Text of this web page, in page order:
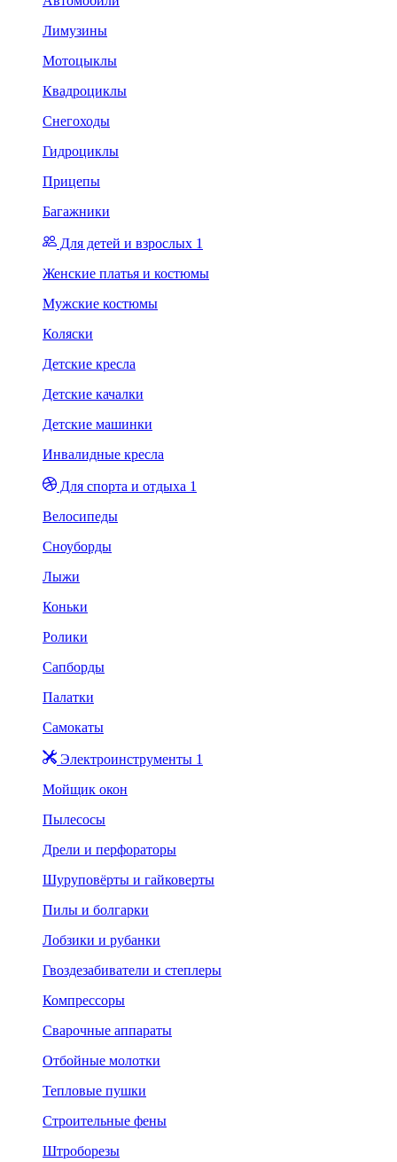
Лимузины
Мотоцыклы
Квадроциклы
Снегоходы
Гидроциклы
Прицепы
Багажники
Для детей и взрослых 1
Женские платья и костюмы
Мужские костюмы
Коляски
Детские кресла
Детские качалки
Детские машинки
Инвалидные кресла
Для спорта и отдыха 1
Велосипеды
Сноуборды
Лыжи
Коньки
Ролики
Сапборды
Палатки
Самокаты
Электроинструменты 1
Мойщик окон
Пылесосы
Дрели и перфораторы
Шуруповёрты и гайковерты
Пилы и болгарки
Лобзики и рубанки
Гвоздезабиватели и степлеры
Компрессоры
Сварочные аппараты
Отбойные молотки
Тепловые пушки
Строительные фены
Штроборезы